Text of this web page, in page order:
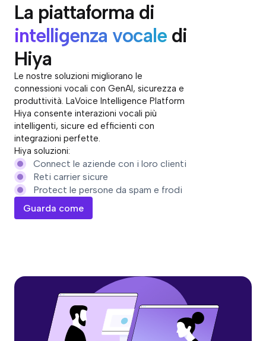
La piattaforma di
intelligenza vocale di
Hiya
Le nostre soluzioni migliorano le
connessioni vocali con GenAI, sicurezza e
produttività. LaVoice Intelligence Platform
Hiya consente interazioni vocali più
intelligenti, sicure ed efficienti con
integrazioni perfette.
Hiya soluzioni:
Connect le aziende con i loro clienti
Reti carrier sicure
Protect le persone da spam e frodi
Guarda come